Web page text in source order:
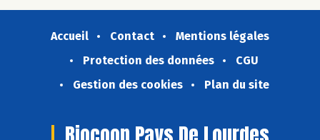
Accueil Contact
Mentions légales
Protection des données
CGU
Gestion des cookies
Plan du site